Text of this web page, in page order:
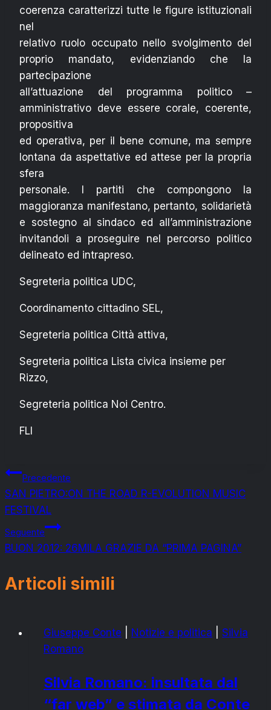
coerenza caratterizzi tutte le figure istituzionali
nel
relativo ruolo occupato nello svolgimento del
proprio mandato, evidenziando che la
partecipazione
all’attuazione del programma politico –
amministrativo deve essere corale, coerente,
propositiva
ed operativa, per il bene comune, ma sempre
lontana da aspettative ed attese per la propria
sfera
personale. I partiti che compongono la
maggioranza manifestano, pertanto, solidarietà
e sostegno al sindaco ed all’amministrazione
invitandoli a proseguire nel percorso politico
delineato ed intrapreso.
Segreteria politica UDC,
Coordinamento cittadino SEL,
Segreteria politica Città attiva,
Segreteria politica Lista civica insieme per
Rizzo,
Segreteria politica Noi Centro.
FLI
Navigazione
articoli
Precedente
SAN PIETRO:ON THE ROAD R-EVOLUTION MUSIC
FESTIVAL
Seguente
BUON 2012: 26MILA GRAZIE DA “PRIMA PAGINA”
Articoli simili
Giuseppe Conte Notizie e politica
Silvia
Romano
Silvia Romano: insultata dal
“far web” e stimata da Conte